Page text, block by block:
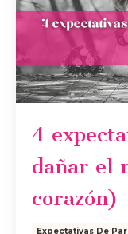
4
dañar el
corazón)
Expectativas De